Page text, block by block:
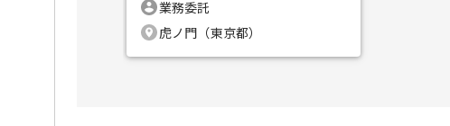
業務委託
虎ノ門（東京都）